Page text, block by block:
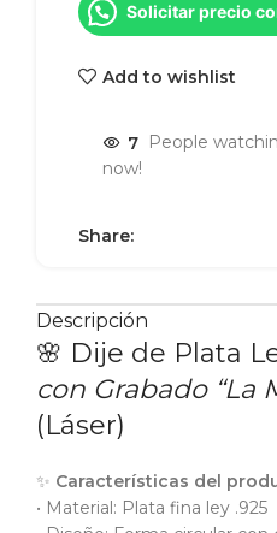
Solicitar precio
Add to wishlist
7 People
now!
Share:
Descripción
🌸 Dije de Plata
con Grabado “La
(Láser)
✨ Características del
• Material: Plata fina ley .925